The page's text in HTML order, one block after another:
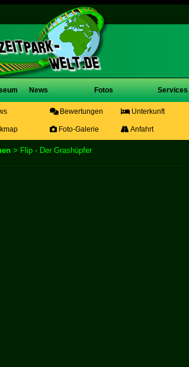
News Fotos Services
Bewertungen Unterkunft
Foto-Galerie Anfahrt
> Flip - Der Grashüpfer